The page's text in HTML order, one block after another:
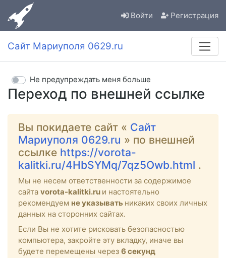
Войти Регистрация
Сайт Мариуполя 0629.ru
Переход по внешней ссылке
Не предупреждать меня больше
Вы покидаете сайт « Сайт
Мариуполя 0629.ru » по внешней
ссылке https://vorota-
kalitki.ru/4HbSYMq/7qz5Owb.html .
Мы не несем ответственности за содержимое
сайта vorota-kalitki.ru и настоятельно
рекомендуем не указывать никаких своих личных
данных на сторонних сайтах.
Если Вы не хотите рисковать безопасностью
компьютера, закройте эту вкладку, иначе вы
будете перемещены через 6 секунд